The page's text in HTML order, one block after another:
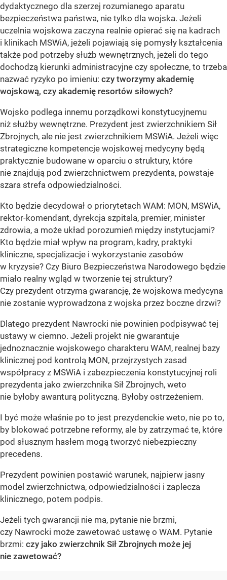
dydaktycznego dla szerzej rozumianego aparatu
bezpieczeństwa państwa, nie tylko dla wojska. Jeżeli
uczelnia wojskowa zaczyna realnie opierać się na kadrach
i klinikach MSWiA, jeżeli pojawiają się pomysły kształcenia
także pod potrzeby służb wewnętrznych, jeżeli do tego
dochodzą kierunki administracyjne czy społeczne, to trzeba
nazwać ryzyko po imieniu: czy tworzymy akademię
wojskową, czy akademię resortów siłowych?
Wojsko podlega innemu porządkowi konstytucyjnemu
niż służby wewnętrzne. Prezydent jest zwierzchnikiem Sił
Zbrojnych, ale nie jest zwierzchnikiem MSWiA. Jeżeli więc
strategiczne kompetencje wojskowej medycyny będą
praktycznie budowane w oparciu o struktury, które
nie znajdują pod zwierzchnictwem prezydenta, powstaje
szara strefa odpowiedzialności.
Kto będzie decydował o priorytetach WAM: MON, MSWiA,
rektor-komendant, dyrekcja szpitala, premier, minister
zdrowia, a może układ porozumień między instytucjami?
Kto będzie miał wpływ na program, kadry, praktyki
kliniczne, specjalizacje i wykorzystanie zasobów
w kryzysie? Czy Biuro Bezpieczeństwa Narodowego będzie
miało realny wgląd w tworzenie tej struktury?
Czy prezydent otrzyma gwarancję, że wojskowa medycyna
nie zostanie wyprowadzona z wojska przez boczne drzwi?
Dlatego prezydent Nawrocki nie powinien podpisywać tej
ustawy w ciemno. Jeżeli projekt nie gwarantuje
jednoznacznie wojskowego charakteru WAM, realnej bazy
klinicznej pod kontrolą MON, przejrzystych zasad
współpracy z MSWiA i zabezpieczenia konstytucyjnej roli
prezydenta jako zwierzchnika Sił Zbrojnych, weto
nie byłoby awanturą polityczną. Byłoby ostrzeżeniem.
I być może właśnie po to jest prezydenckie weto, nie po to,
by blokować potrzebne reformy, ale by zatrzymać te, które
pod słusznym hasłem mogą tworzyć niebezpieczny
precedens.
Prezydent powinien postawić warunek, najpierw jasny
model zwierzchnictwa, odpowiedzialności i zaplecza
klinicznego, potem podpis.
Jeżeli tych gwarancji nie ma, pytanie nie brzmi,
czy Nawrocki może zawetować ustawę o WAM. Pytanie
brzmi: czy jako zwierzchnik Sił Zbrojnych może jej
nie zawetować?